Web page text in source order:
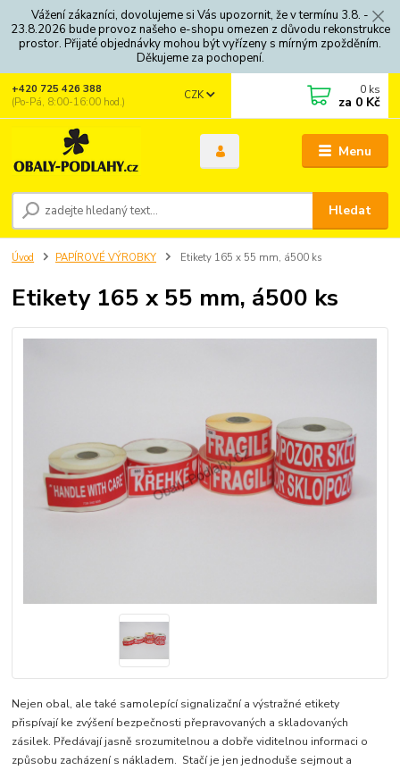
Vážení zákazníci, dovolujeme si Vás upozornit, že v termínu 3.8. -
23.8.2026 bude provoz našeho e-shopu omezen z důvodu rekonstrukce
prostor. Přijaté objednávky mohou být vyřízeny s mírným zpožděním.
Děkujeme za pochopení.
Menu
CZK
Hledat
+420 725 426 388
(Po-Pá, 8:00-16:00 hod.)
0 ks
za 0 Kč
Úvod PAPÍROVÉ VÝROBKY Etikety 165 x 55 mm, á500 ks
Etikety 165 x 55 mm, á500 ks
Nejen obal, ale také samolepící signalizační a výstražné etikety
přispívají ke zvýšení bezpečnosti přepravovaných a skladovaných
zásilek. Předávají jasně srozumitelnou a dobře viditelnou informaci o
způsobu zacházení s nákladem. Stačí je jen jednoduše sejmout a